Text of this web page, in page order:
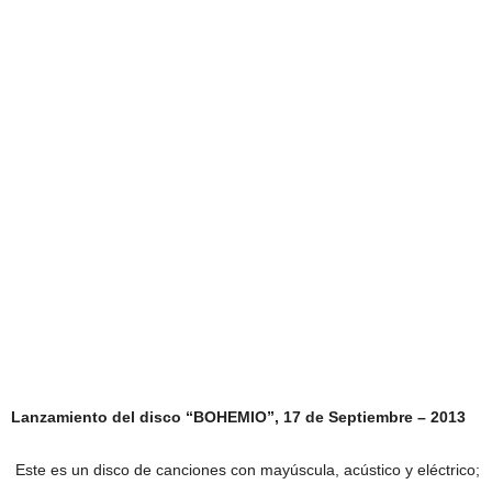
Lanzamiento del disco “BOHEMIO”, 17 de Septiembre – 2013
Este es un disco de canciones con mayúscula, acústico y eléctrico;